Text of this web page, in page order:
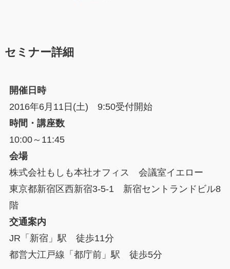
セミナー詳細
開催日時
2016年6月11日(土) 9:50受付開始
時間・講座数
10:00～11:45
会場
株式会社もしも本社オフィス 会議室イエロー
東京都新宿区西新宿3-5-1 新宿セントランドビル8
階
交通案内
JR「新宿」駅 徒歩11分
都営大江戸線「都庁前」駅 徒歩5分